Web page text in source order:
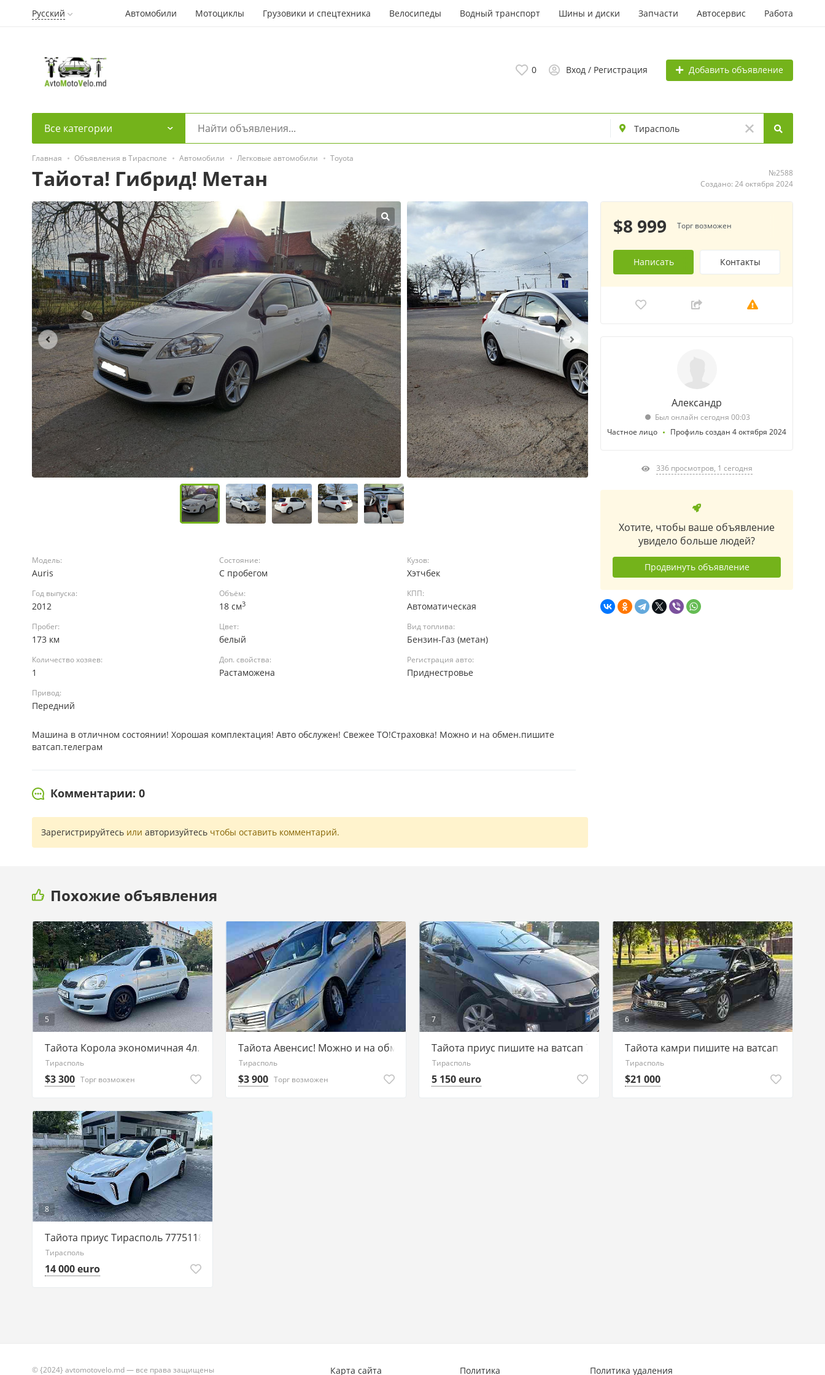
Русский Автомобили Мотоциклы Грузовики и спецтехника Велосипеды Водный транспорт Шины и диски Запчасти Автосервис Работа
0 Вход / Регистрация Добавить объявление
Все категории
Главная Объявления в Тирасполе Автомобили Легковые автомобили Toyota
Тайота! Гибрид! Метан
№2588
Создано: 24 октября 2024
Модель:
Auris
Состояние:
С пробегом
Кузов:
Хэтчбек
Год выпуска:
2012
Объём:
18 см3
КПП:
Автоматическая
Пробег:
173 км
Цвет:
белый
Вид топлива:
Бензин-Газ (метан)
Количество хозяев:
1
Доп. свойства:
Растаможена
Регистрация авто:
Приднестровье
Привод:
Передний
Машина в отличном состоянии! Хорошая комплектация! Авто обслужен! Свежее ТО!Страховка! Можно и на обмен.пишите
ватсап.телеграм
Комментарии: 0
Зарегистрируйтесь или авторизуйтесь чтобы оставить комментарий.
$8 999 Торг возможен
Написать Контакты
Александр
Был онлайн сегодня 00:03
Частное лицо
Профиль создан 4 октября 2024
336 просмотров, 1 сегодня
Хотите, чтобы ваше объявление
увидело больше людей?
Продвинуть объявление
Похожие объявления
5
Тайота Корола экономичная 4л.
Тирасполь
$3 300 Торг возможен
4
Тайота Авенсис! Можно и на обмен.Тирасполь
Тирасполь
$3 900 Торг возможен
7
Тайота приус пишите на ватсап 77751188
Тирасполь
5 150 euro
6
Тайота камри пишите на ватсап 77751188
Тирасполь
$21 000
8
Тайота приус Тирасполь 77751188 ватсап телеграм
Тирасполь
14 000 euro
© {2024} avtomotovelo.md — все права защищены Карта сайта Политика Политика удаления